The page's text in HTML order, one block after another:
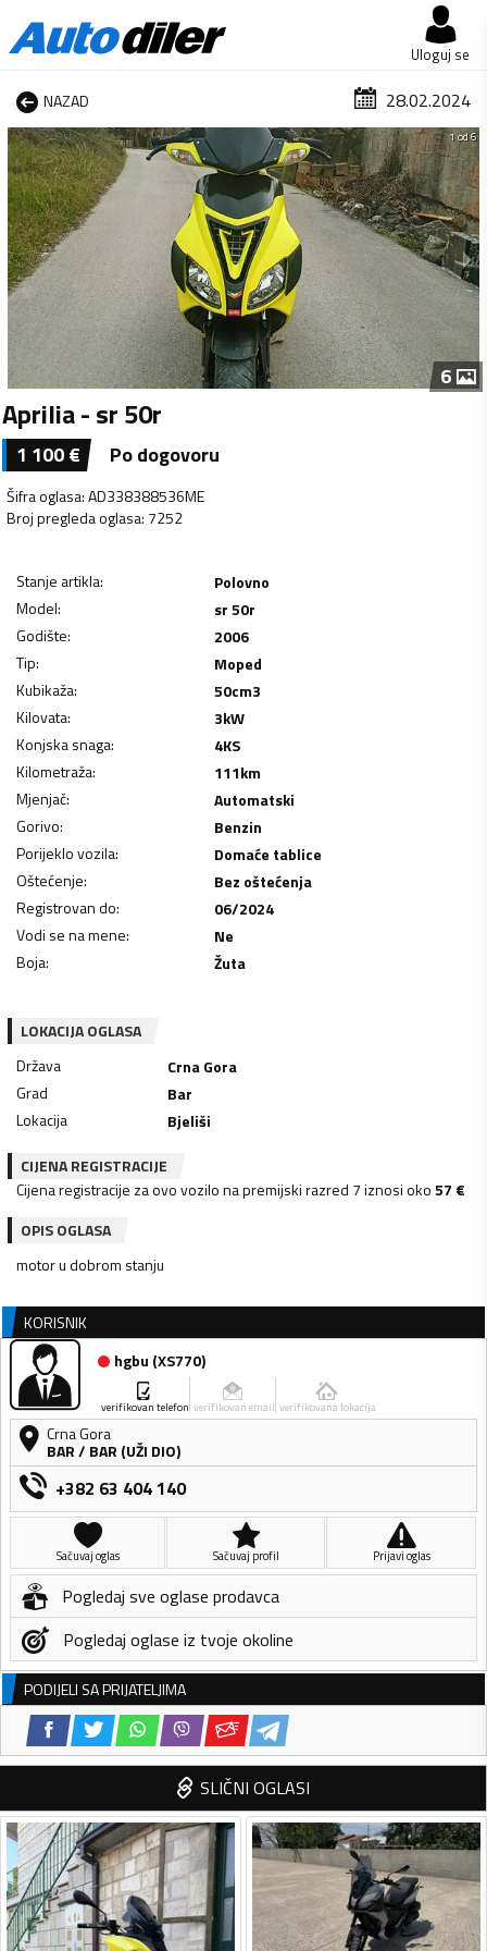
Uloguj se
NAZAD 28.02.2024
1 od 6
6
Aprilia - sr 50r
1 100€ Po dogovoru
Šifra oglasa:AD338388536ME
Broj pregleda oglasa: 7252
Stanje artikla:
Polovno
Model:
sr 50r
Godište:
2006
Tip:
Moped
Kubikaža: 50cm3
Kilovata: 3kW
Konjska snaga: 4KS
Kilometraža: 111km
Mjenjač:
Automatski
Gorivo:
Benzin
Porijeklo vozila:
Domaće tablice
Oštećenje:
Bez oštećenja
Registrovan do:
06/2024
Vodi se na mene:
Ne
Boja: Žuta
LOKACIJA OGLASA
Država
Crna Gora
Grad
Bar
Lokacija
Bjeliši
CIJENA REGISTRACIJE
Cijena registracije za ovo vozilo na premijski razred 7 iznosi oko57 €
OPIS OGLASA
motor u dobrom stanju
KORISNIK
hgbu (XS770)
verifikovan telefon verifikovan email verifikovana lokacija
Crna Gora
BAR/ BAR (UŽI DIO)
+382 63 404 140
Sačuvaj oglas Sačuvaj profil Prijavi oglas
Pogledaj sve oglase prodavca
Pogledaj oglase iz tvoje okoline
PODIJELI SA PRIJATELJIMA
SLIČNI OGLASI